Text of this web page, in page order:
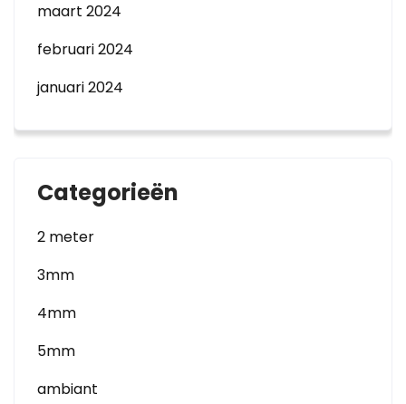
maart 2024
februari 2024
januari 2024
Categorieën
2 meter
3mm
4mm
5mm
ambiant